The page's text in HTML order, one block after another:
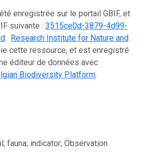
enregistrée sur le portail GBIF, et
suivante : 3515ce0d-3879-4d99-
. Research Institute for Nature and
cette ressource, et est enregistré
éditeur de données avec
Biodiversity Platform.
fauna; indicator; Observation